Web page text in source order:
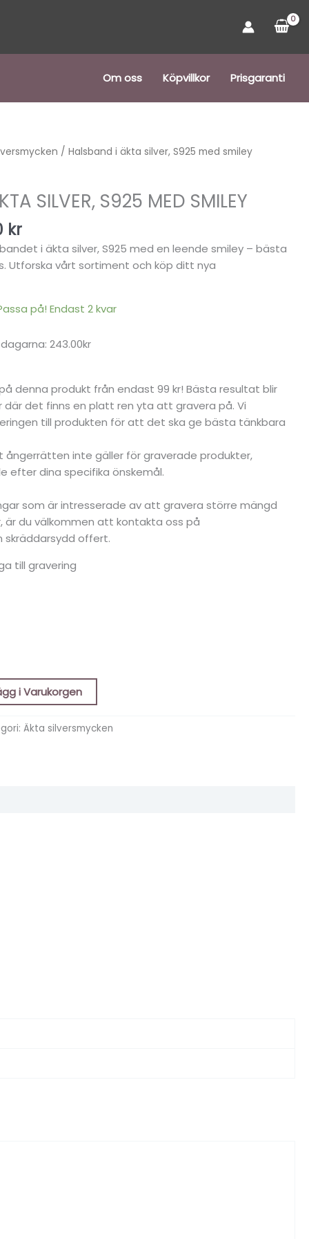
Om oss Köpvillkor Prisgaranti
/ Halsband i äkta silver, S925 med smiley
SILVER, S925 MED SMILEY
kr
Det
är:
243,00 kr.
i äkta silver, S925 med en leende smiley – bästa
Utforska vårt sortiment och köp ditt nya
på! Endast 2 kvar
243.00kr
denna produkt från endast 99 kr! Bästa resultat blir
det finns en platt ren yta att gravera på. Vi
till produkten för att det ska ge bästa tänkbara
inte gäller för graverade produkter,
efter dina specifika önskemål.
som är intresserade av att gravera större mängd
är du välkommen att kontakta oss på
skräddarsydd offert.
till gravering
i Varukorgen
Äkta silversmycken